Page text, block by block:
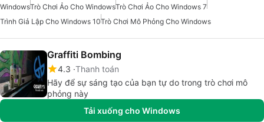
WindowsTrò Chơi Ảo Cho WindowsTrò Chơi Ảo Cho Windows 7
Trình Giả Lập Cho Windows 10Trò Chơi Mô Phỏng Cho Windows
Graffiti Bombing
4.3 Thanh toán
Hãy để sự sáng tạo của bạn tự do trong trò chơi mô
phỏng này
Tải xuống cho Windows